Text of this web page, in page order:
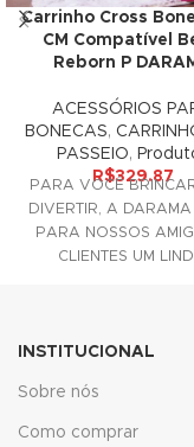
Oku
panel
panel
panel
Carrinho Cross
CM Compatível
Reborn P
ACESSÓRIOS
BONECAS,
PASSEIO,
R$329.87
PARA VOCÊ
DIVERTIR, A
PARA NOSSOS
CLIENTES UM
INSTITUCIONAL
Sobre nós
Como comprar